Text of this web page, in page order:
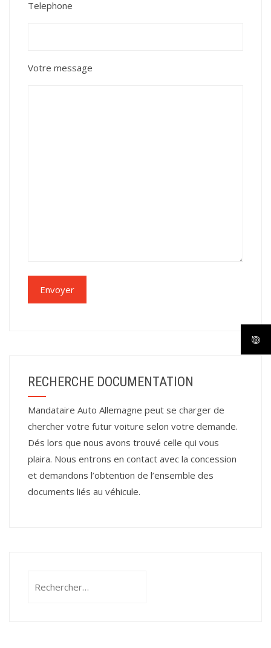
Telephone
Votre message
RECHERCHE DOCUMENTATION
Mandataire Auto Allemagne peut se charger de
chercher votre futur voiture selon votre demande.
Dés lors que nous avons trouvé celle qui vous
plaira. Nous entrons en contact avec la concession
et demandons l’obtention de l’ensemble des
documents liés au véhicule.